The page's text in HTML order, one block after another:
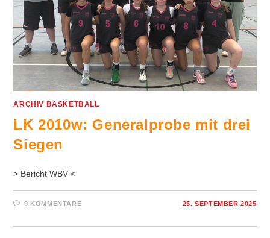
ARCHIV BASKETBALL
LK 2010w: Generalprobe mit drei
Siegen
> Bericht WBV <
0 KOMMENTARE 25. SEPTEMBER 2025